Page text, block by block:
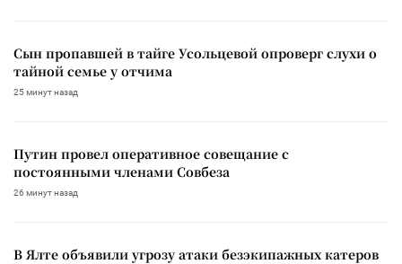
Сын пропавшей в тайге Усольцевой опроверг слухи о
тайной семье у отчима
25 минут назад
Путин провел оперативное совещание с
постоянными членами Совбеза
26 минут назад
В Ялте объявили угрозу атаки безэкипажных катеров